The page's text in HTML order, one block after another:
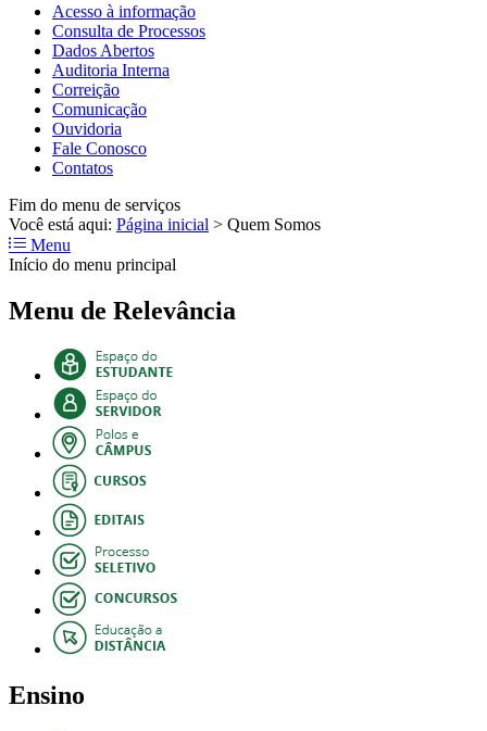
Acesso à informação
Consulta de Processos
Dados Abertos
Auditoria Interna
Correição
Comunicação
Ouvidoria
Fale Conosco
Contatos
Fim do menu de serviços
Você está aqui: Página inicial > Quem Somos
Menu
Início do menu principal
Menu de Relevância
Ensino